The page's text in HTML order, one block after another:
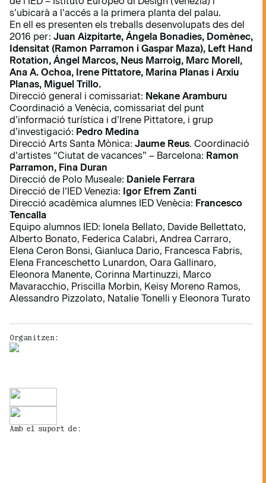
s’ubicarà a l’accés a la primera planta del palau.
En ell es presenten els treballs desenvolupats des del
2016 per: Juan Aizpitarte, Ángela Bonadies, Domènec,
Idensitat (Ramon Parramon i Gaspar Maza), Left Hand
Rotation, Ángel Marcos, Neus Marroig, Marc Morell,
Ana A. Ochoa, Irene Pittatore, Marina Planas i Arxiu
Planas, Miguel Trillo.
Direcció general i comissariat: Nekane Aramburu
Coordinació a Venècia, comissariat del punt
d’informació turística i d’Irene Pittatore, i grup
d’investigació: Pedro Medina
Direcció Arts Santa Mònica: Jaume Reus. Coordinació
d’artistes “Ciutat de vacances” – Barcelona: Ramon
Parramon, Fina Duran
Direcció de Polo Museale: Daniele Ferrara
Direcció de l’IED Venezia: Igor Efrem Zanti
Direcció acadèmica alumnes IED Venècia: Francesco
Tencalla
Equipo alumnos IED: Ionela Bellato, Davide Bellettato,
Alberto Bonato, Federica Calabri, Andrea Carraro,
Elena Ceron Bonsi, Gianluca Dario, Francesca Fabris,
Elena Franceschetto Lunardon, Oara Gallinaro,
Eleonora Manente, Corinna Martinuzzi, Marco
Mavaracchio, Priscilla Morbin, Keisy Moreno Ramos,
Alessandro Pizzolato, Natalie Tonelli y Eleonora Turato
Organitzen:
Amb el suport de: